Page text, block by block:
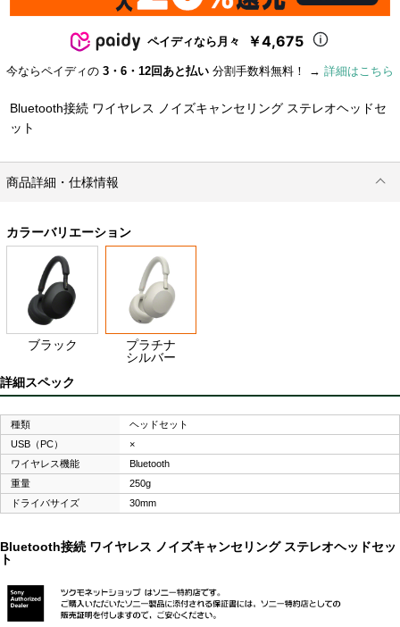
ペイディなら月々 ￥4,675
今ならペイディの 3・6・12回あと払い 分割手数料無料！ → 詳細はこちら
Bluetooth接続 ワイヤレス ノイズキャンセリング ステレオヘッドセ
ット
商品詳細・仕様情報
カラーバリエーション
ブラック
プラチナ
シルバー
詳細スペック
種類
ヘッドセット
USB（PC）
×
ワイヤレス機能
Bluetooth
重量
250g
ドライバサイズ
30mm
Bluetooth接続 ワイヤレス ノイズキャンセリング ステレオヘッドセッ
ト